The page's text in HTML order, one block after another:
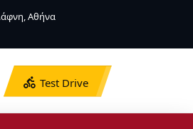
Αθήνα
Test Drive